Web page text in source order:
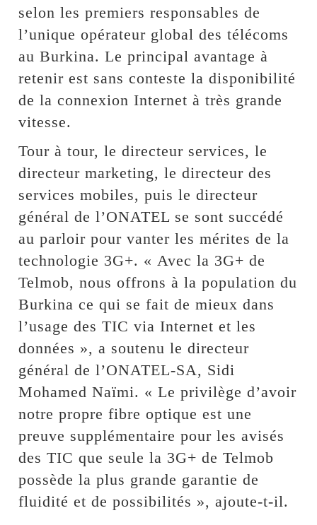
selon les premiers responsables de
l’unique opérateur global des télécoms
au Burkina. Le principal avantage à
retenir est sans conteste la disponibilité
de la connexion Internet à très grande
vitesse.
Tour à tour, le directeur services, le
directeur marketing, le directeur des
services mobiles, puis le directeur
général de l’ONATEL se sont succédé
au parloir pour vanter les mérites de la
technologie 3G+. « Avec la 3G+ de
Telmob, nous offrons à la population du
Burkina ce qui se fait de mieux dans
l’usage des TIC via Internet et les
données », a soutenu le directeur
général de l’ONATEL-SA, Sidi
Mohamed Naïmi. « Le privilège d’avoir
notre propre fibre optique est une
preuve supplémentaire pour les avisés
des TIC que seule la 3G+ de Telmob
possède la plus grande garantie de
fluidité et de possibilités », ajoute-t-il.